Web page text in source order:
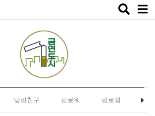
Toggle
맞팔친구 팔로워 팔로윙